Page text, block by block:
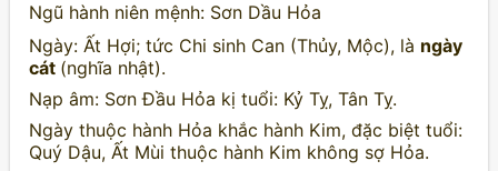
Ngũ hành niên mệnh: Sơn Dầu Hỏa
Ngày: Ất Hợi; tức Chi sinh Can (Thủy, Mộc), là ngày
cát (nghĩa nhật).
Nạp âm: Sơn Đầu Hỏa kị tuổi: Kỷ Tỵ, Tân Tỵ.
Ngày thuộc hành Hỏa khắc hành Kim, đặc biệt tuổi:
Quý Dậu, Ất Mùi thuộc hành Kim không sợ Hỏa.